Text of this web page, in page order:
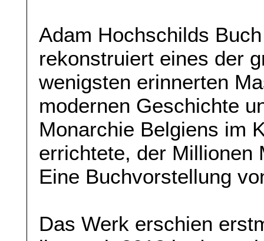
Adam Hochschilds
rekonstruiert eines der
wenigsten erinnerten
modernen Geschichte
Monarchie Belgiens im
errichtete, der Millionen
Eine Buchvorstellung
Das Werk erschien